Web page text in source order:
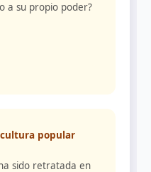
a su propio poder?
cultura popular
sido retratada en